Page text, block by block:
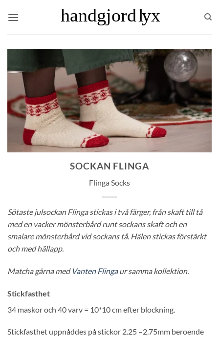
SOCKAN FLINGA
Flinga Socks
Sötaste julsockan Flinga stickas i två färger, från skaft till tå
med en vacker mönsterbård runt sockans skaft och en
smalare mönsterbård vid sockans tå. Hälen stickas förstärkt
och med hällapp.
Matcha gärna med Vanten Flingaur samma kollektion.
Stickfasthet
34 maskor och 40 varv = 10*10 cm efter blockning.
Stickfasthet uppnåddes på stickor 2.25 –2.75mm beroende